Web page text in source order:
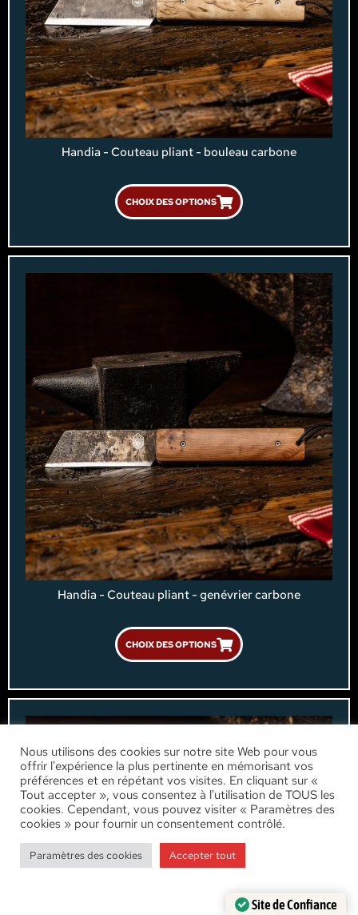
Handia - Couteau pliant - bouleau carbone
CHOIX DES OPTIONS
Handia - Couteau pliant - genévrier carbone
CHOIX DES OPTIONS
Nous utilisons des cookies sur notre site Web pour vous
offrir l'expérience la plus pertinente en mémorisant vos
préférences et en répétant vos visites. En cliquant sur «
Tout accepter », vous consentez à l'utilisation de TOUS les
cookies. Cependant, vous pouvez visiter « Paramètres des
cookies » pour fournir un consentement contrôlé.
Paramètres des cookies Accepter tout
Site de Confiance